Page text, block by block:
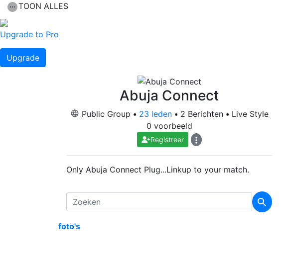
TOON ALLES
Upgrade to Pro
Upgrade
Abuja Connect
Public Group • 23 leden • 2 Berichten • Live Style
0 voorbeeld
Registreer
Only Abuja Connect Plug...Linkup to your match.
foto's